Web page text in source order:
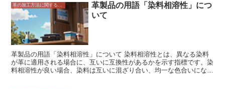
す。さらに、アニリン染料は耐光性に優れているため、色褪せしにく
く、経年変化を楽しめます。 アニリン染料は非常に高価な染料のた
め、アニリン染料で染色された革製品は高級品として扱われていま
す。また、アニリン染色革は他の染色革に比べて、キズや汚れが目立
ちやすいため、取り扱いに注意が必要です。
革製品の用語「染料相溶性」につ
いて
革製品の用語「染料相溶性」について 染料相溶性とは、異なる染料
が革に適用される場合に、互いに互換性があるかを示す指標です。染
料相溶性が良い場合、染料は互いに混ざり合い、均一な色合いになり